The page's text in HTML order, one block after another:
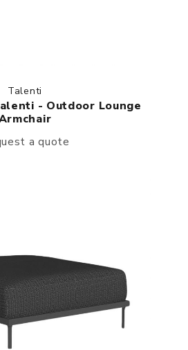
Talenti
- Outdoor Lounge
a quote